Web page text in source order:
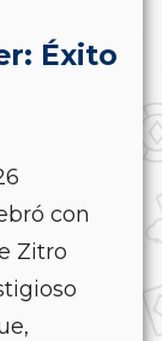
Éxito
con
Zitro